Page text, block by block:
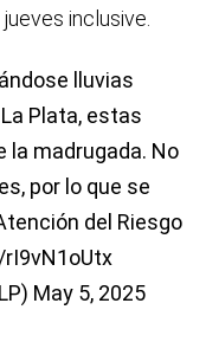
inclusive.
lluvias
Plata, estas
madrugada. No
por lo que se
del Riesgo
May 5, 2025